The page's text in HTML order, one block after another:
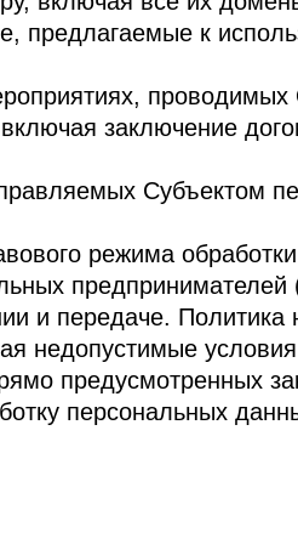
предлагаемые к
заключение
Субъектом
режима
и передаче.
недопустимые условия
предусмотренных
персональных